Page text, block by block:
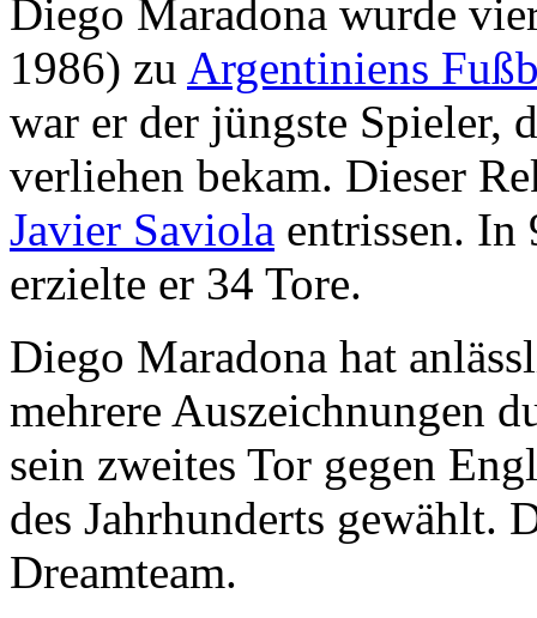
Diego Maradona wurde
1986) zu Argentiniens
war er der jüngste Spieler,
verliehen bekam. Dieser
Javier Saviola entrissen. In
erzielte er 34 Tore.
Diego Maradona hat
mehrere Auszeichnungen
sein zweites Tor gegen
des Jahrhunderts gewählt.
Dreamteam.